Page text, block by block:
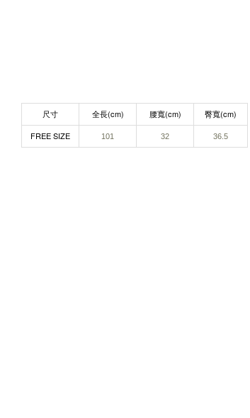
尺寸 全長(cm) 腰寬(cm)
臀寬(cm)
FREE SIZE
101 32 36.5